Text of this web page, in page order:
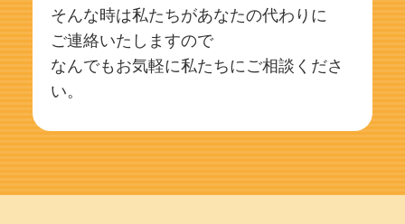
そんな時は私たちがあなたの代わりに
ご連絡いたしますので
なんでもお気軽に私たちにご相談くださ
い。